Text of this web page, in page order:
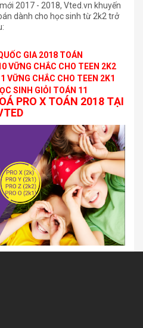
2017 - 2018, Vted.vn khuyến
dành cho học sinh từ 2k2 trở
GIA 2018 TOÁN
VỮNG CHẮC CHO TEEN 2K2
VỮNG CHẮC CHO TEEN 2K1
SINH GIỎI TOÁN 11
PRO X TOÁN 2018 TẠI